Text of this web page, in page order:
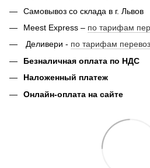
Самовывоз со склада в г. Львов
Meest Express – по тарифам
Деливери - по тарифам
Безналичная оплата по НДС
Наложенный платеж
Онлайн-оплата на сайте